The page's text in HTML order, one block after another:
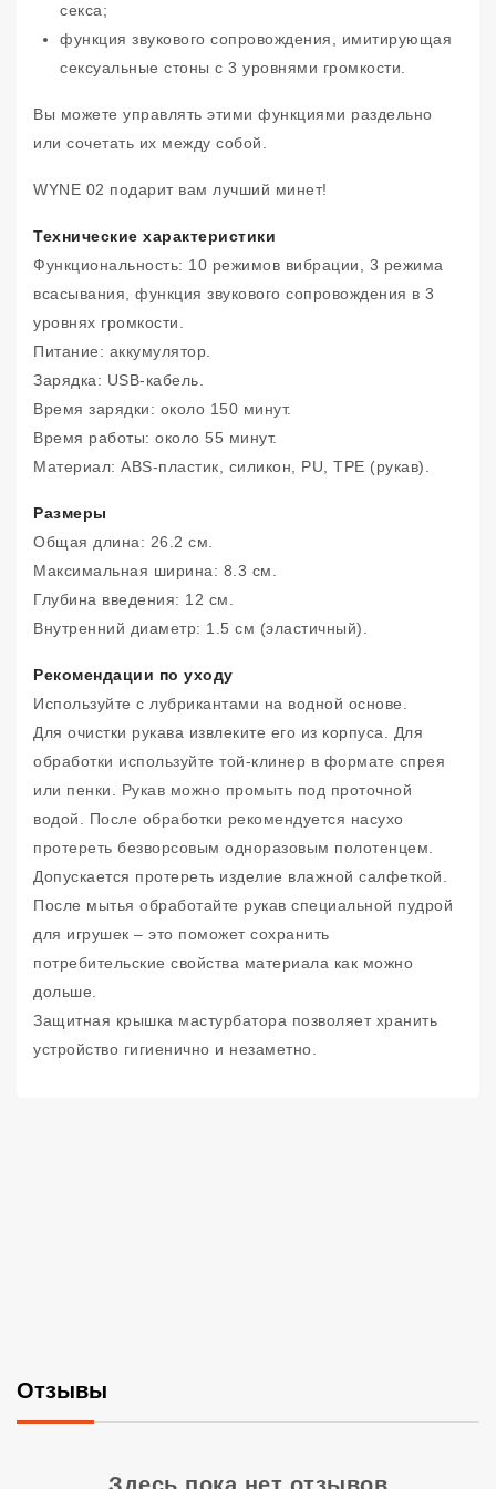
секса;
функция звукового сопровождения, имитирующая
сексуальные стоны с 3 уровнями громкости.
Вы можете управлять этими функциями раздельно
или сочетать их между собой.
WYNE 02 подарит вам лучший минет!
Технические характеристики
Функциональность: 10 режимов вибрации, 3 режима
всасывания, функция звукового сопровождения в 3
уровнях громкости.
Питание: аккумулятор.
Зарядка: USB-кабель.
Время зарядки: около 150 минут.
Время работы: около 55 минут.
Материал: ABS-пластик, силикон, PU, ​​TPE (рукав).
Размеры
Общая длина: 26.2 см.
Максимальная ширина: 8.3 см.
Глубина введения: 12 см.
Внутренний диаметр: 1.5 см (эластичный).
Рекомендации по уходу
Используйте с лубрикантами на водной основе.
Для очистки рукава извлеките его из корпуса. Для
обработки используйте той-клинер в формате спрея
или пенки. Рукав можно промыть под проточной
водой. После обработки рекомендуется насухо
протереть безворсовым одноразовым полотенцем.
Допускается протереть изделие влажной салфеткой.
После мытья обработайте рукав специальной пудрой
для игрушек – это поможет сохранить
потребительские свойства материала как можно
дольше.
Защитная крышка мастурбатора позволяет хранить
устройство гигиенично и незаметно.
Отзывы